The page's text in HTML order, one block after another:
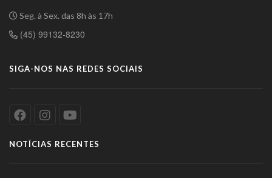
Seg. à Sex. das 8h às 17h
(45) 99132-8230
SIGA-NOS NAS REDES SOCIAIS
NOTÍCIAS RECENTES